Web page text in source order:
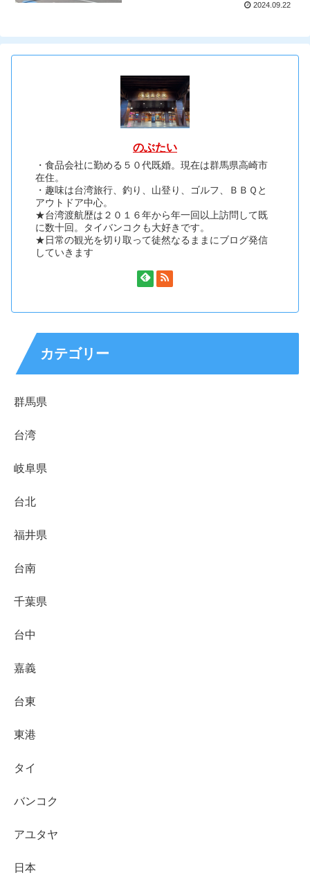
2024.09.22
のぶたい
・食品会社に勤める５０代既婚。現在は群馬県高崎市
在住。
・趣味は台湾旅行、釣り、山登り、ゴルフ、ＢＢＱと
アウトドア中心。
★台湾渡航歴は２０１６年から年一回以上訪問して既
に数十回。タイバンコクも大好きです。
★日常の観光を切り取って徒然なるままにブログ発信
していきます
カテゴリー
群馬県
台湾
岐阜県
台北
福井県
台南
千葉県
台中
嘉義
台東
東港
タイ
バンコク
アユタヤ
日本